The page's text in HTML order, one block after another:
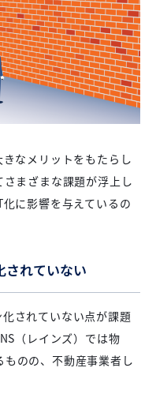
なメリットをもたらし
まざまな課題が浮上し
に影響を与えているの
されていない
されていない点が課題
（レインズ）では物
のの、不動産事業者し